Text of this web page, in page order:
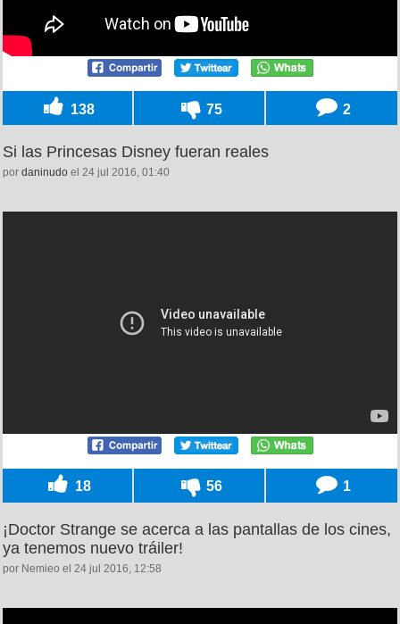
138 75 2
Si las Princesas Disney fueran reales
por daninudo el 24 jul 2016, 01:40
18 56 1
¡Doctor Strange se acerca a las pantallas de los cines,
ya tenemos nuevo tráiler!
por Nemieo el 24 jul 2016, 12:58